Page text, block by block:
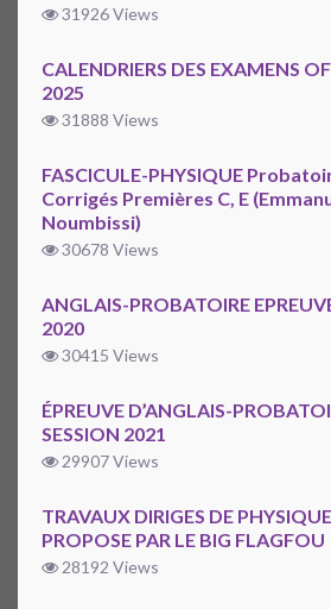
31926 Views
CALENDRIERS DES EXAMENS
2025
31888 Views
FASCICULE-PHYSIQUE
Corrigés Premières C, E
Noumbissi)
30678 Views
ANGLAIS-PROBATOIRE
2020
30415 Views
ÉPREUVE D’ANGLAIS-
SESSION 2021
29907 Views
TRAVAUX DIRIGES DE
PROPOSE PAR LE BIG FLAGFOU
28192 Views